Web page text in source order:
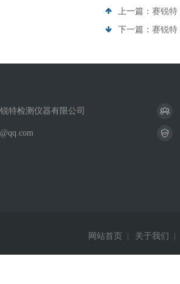
上一篇： 赛锐特
下一篇： 赛锐特
特检测仪器有限公司
网站首页 关于我们